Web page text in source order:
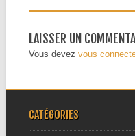
LAISSER UN
Vous devez vous
CATÉGORIES